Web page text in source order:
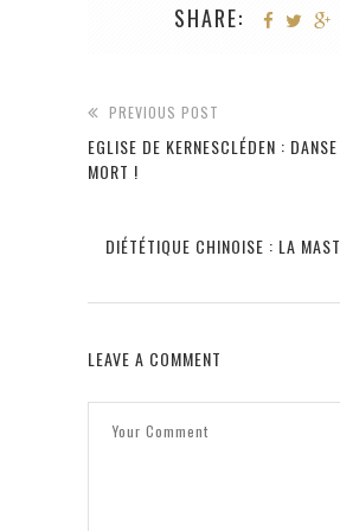
SHARE:
PREVIOUS POST
EGLISE DE KERNESCLÉDEN :
MORT !
DIÉTÉTIQUE CHINOISE : LA
LEAVE A COMMENT